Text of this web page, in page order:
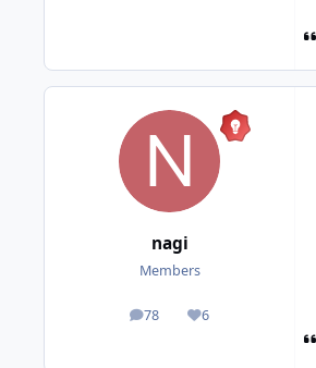
nagi
Members
78
posts 6
Reputation